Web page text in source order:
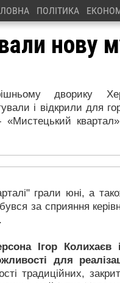
ПОЛІТИКА
нову
дворику
і відкрили для
грали юні, а
за сприяння
Ігор Колихаєв
для
традиційних,